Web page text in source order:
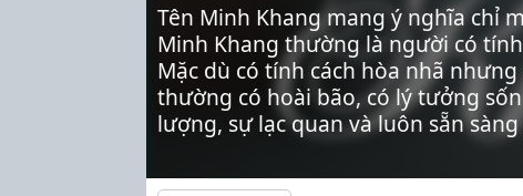
Tên Minh Khang mang ý nghĩa chỉ
Minh Khang thường là người có
Mặc dù có tính cách hòa nhã
thường có hoài bão, có lý tưởng
lượng, sự lạc quan và luôn sẵn